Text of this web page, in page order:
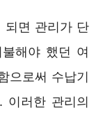
되면 관리가 단
해야 했던 여
으로써 수납기
이러한 관리의